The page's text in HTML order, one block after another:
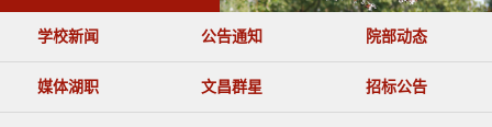
学校新闻 公告通知 院部动态
媒体湖职 文昌群星 招标公告